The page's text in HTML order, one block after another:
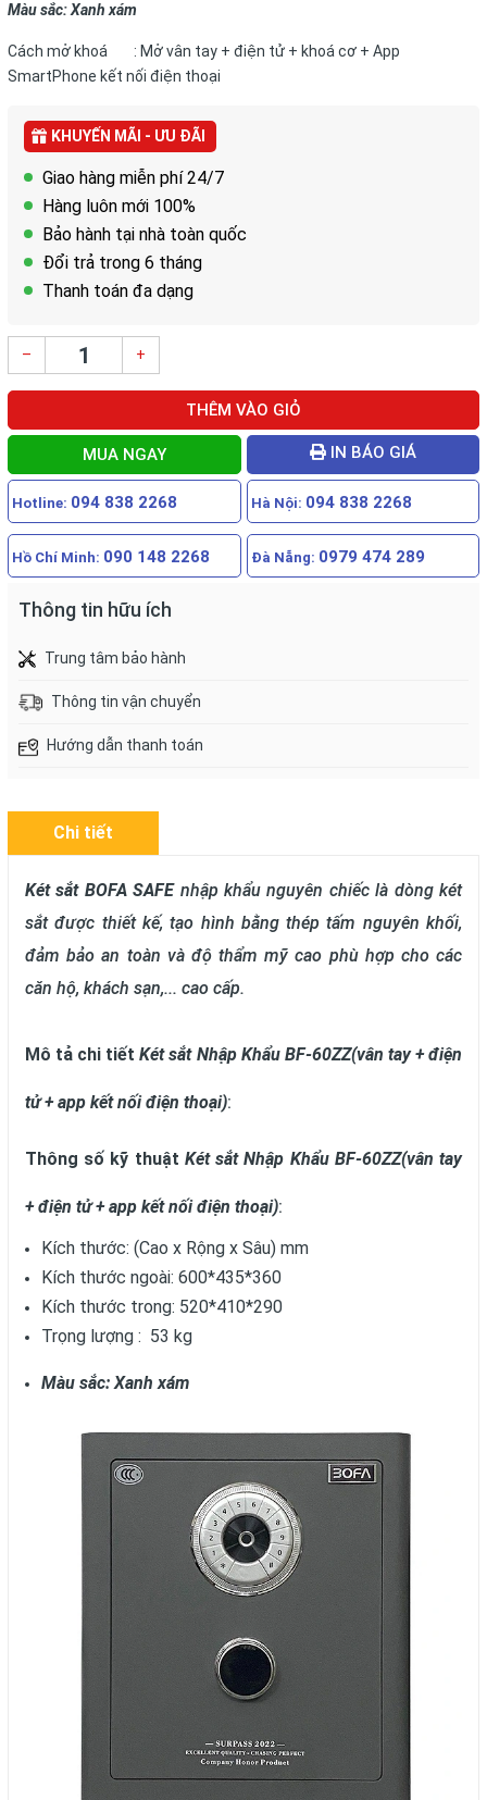
Màu sắc: Xanh xám
Cách mở khoá : Mở vân tay + điện tử + khoá cơ + App
SmartPhone kết nối điện thoại
KHUYẾN MÃI - ƯU ĐÃI
Giao hàng miễn phí 24/7
Hàng luôn mới 100%
Bảo hành tại nhà toàn quốc
Đổi trả trong 6 tháng
Thanh toán đa dạng
– +
THÊM VÀO GIỎ
MUA NGAY IN BÁO GIÁ
Hotline: 094 838 2268 Hà Nội: 094 838 2268
Hồ Chí Minh: 090 148 2268 Đà Nẵng: 0979 474 289
Thông tin hữu ích
Trung tâm bảo hành
Thông tin vận chuyển
Hướng dẫn thanh toán
Chi tiết
Két sắt BOFA SAFEnhập khẩu nguyên chiếc là dòng két
sắt được thiết kế, tạo hình bằng thép tấm nguyên khối,
đảm bảo an toàn và độ thẩm mỹ cao phù hợp cho các
căn hộ, khách sạn,... cao cấp.
Mô tả chi tiết Két sắt Nhập Khẩu BF-60ZZ(vân tay + điện
tử + app kết nối điện thoại):
Thông số kỹ thuật Két sắt Nhập Khẩu BF-60ZZ(vân tay
+ điện tử + app kết nối điện thoại):
Kích thước: (Cao x Rộng x Sâu) mm
Kích thước ngoài: 600*435*360
Kích thước trong: 520*410*290​​​​​​​​​​​​​​
Trọng lượng : 53 kg
Màu sắc: Xanh xám